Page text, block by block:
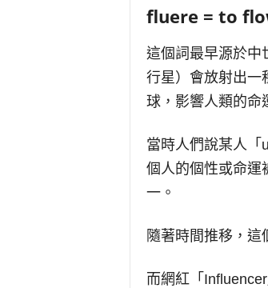
fluere = to
這個詞最早源於中
行星）會放射出一
球，影響人類的命
當時人們說某人「
個人的個性或命運
一。
隨著時間推移，這
而網紅「